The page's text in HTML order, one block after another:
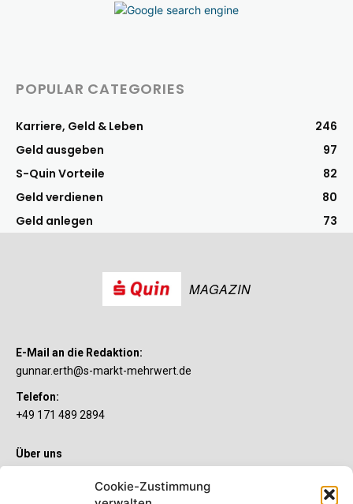
Cookie-Zustimmung
POPULAR CATEGORIES
Karriere, Geld & Leben
246
Geld ausgeben
97
S-Quin Vorteile
82
Geld verdienen
80
Geld anlegen
73
MAGAZIN
E-Mail an die Redaktion:
gunnar.erth@s-markt-mehrwert.de
Telefon:
+49 171 489 2894
Über uns
Sie wollen mehr als ein gewöhnliches Girokonto? Dann ist unser